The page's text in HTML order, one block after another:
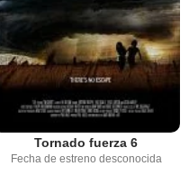
Tornado fuerza 6
Fecha de estreno desconocida